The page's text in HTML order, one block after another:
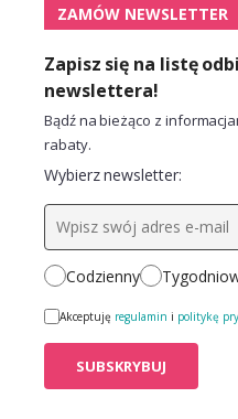
ZAMÓW NEWSLETTER
Zapisz się na listę
newslettera!
Bądź na bieżąco z
rabaty.
Wybierz newsletter:
Codzienny
Akceptuję regulamin i politykę